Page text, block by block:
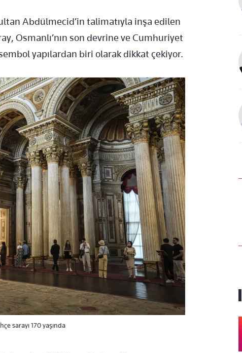
Abdülmecid’in talimatıyla inşa edilen
Osmanlı’nın son devrine ve Cumhuriyet
yapılardan biri olarak dikkat çekiyor.
sarayı 170 yaşında